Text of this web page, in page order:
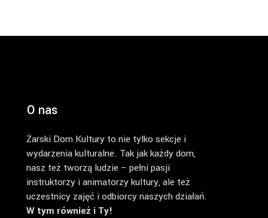
O nas
Żarski Dom Kultury to nie tylko sekcje i
wydarzenia kulturalne. Tak jak każdy dom,
nasz też tworzą ludzie – pełni pasji
instruktorzy i animatorzy kultury, ale też
uczestnicy zajęć i odbiorcy naszych działań.
W tym również i Ty!